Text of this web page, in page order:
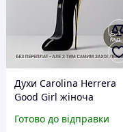
Духи Carolina Herrera
Good Girl жіноча
східно-квіткові
Готово до відправки